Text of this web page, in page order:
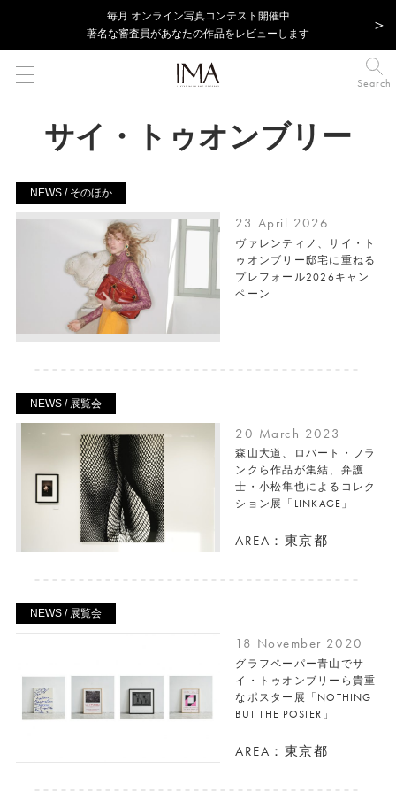
毎⽉ オンライン写真コンテスト開催中
著名な審査員があなたの作品をレビューします
Search
サイ・トゥオンブリー
NEWS / そのほか
23 April 2026
ヴァレンティノ、サイ・ト
ゥオンブリー邸宅に重ねる
プレフォール2026キャン
ペーン
NEWS / 展覧会
20 March 2023
森山大道、ロバート・フラ
ンクら作品が集結、弁護
士・小松隼也によるコレク
ション展「LINKAGE」
AREA：東京都
NEWS / 展覧会
18 November 2020
グラフペーパー青山でサ
イ・トゥオンブリーら貴重
なポスター展「NOTHING
BUT THE POSTER」
AREA：東京都